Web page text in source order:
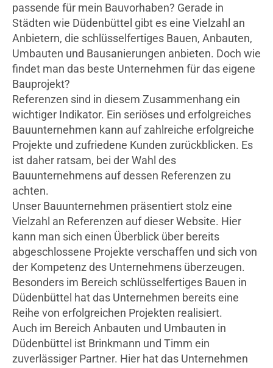
passende für mein Bauvorhaben? Gerade in
Städten wie Düdenbüttel gibt es eine Vielzahl an
Anbietern, die schlüsselfertiges Bauen, Anbauten,
Umbauten und Bausanierungen anbieten. Doch wie
findet man das beste Unternehmen für das eigene
Bauprojekt?
Referenzen sind in diesem Zusammenhang ein
wichtiger Indikator. Ein seriöses und erfolgreiches
Bauunternehmen kann auf zahlreiche erfolgreiche
Projekte und zufriedene Kunden zurückblicken. Es
ist daher ratsam, bei der Wahl des
Bauunternehmens auf dessen Referenzen zu
achten.
Unser Bauunternehmen präsentiert stolz eine
Vielzahl an Referenzen auf dieser Website. Hier
kann man sich einen Überblick über bereits
abgeschlossene Projekte verschaffen und sich von
der Kompetenz des Unternehmens überzeugen.
Besonders im Bereich schlüsselfertiges Bauen in
Düdenbüttel hat das Unternehmen bereits eine
Reihe von erfolgreichen Projekten realisiert.
Auch im Bereich Anbauten und Umbauten in
Düdenbüttel ist Brinkmann und Timm ein
zuverlässiger Partner. Hier hat das Unternehmen